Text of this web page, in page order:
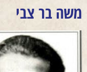
משה בר צבי